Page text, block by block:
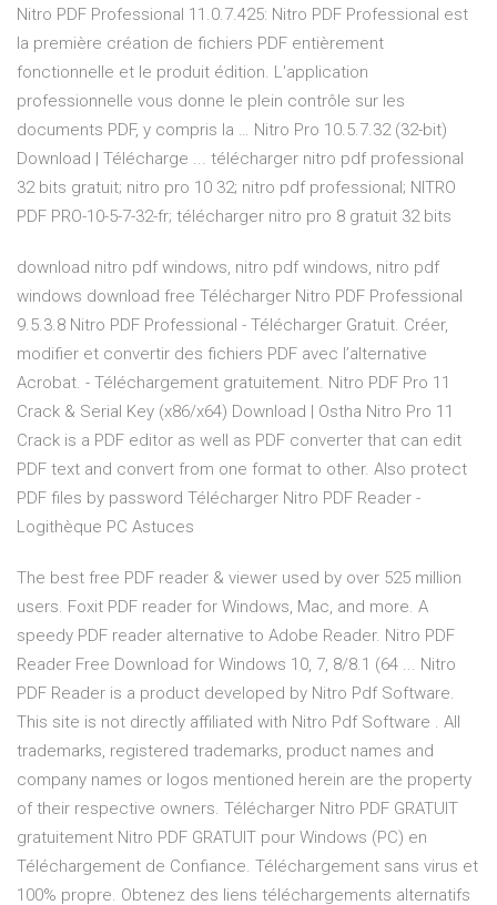
Nitro PDF Professional 11.0.7.425: Nitro PDF Professional est
la première création de fichiers PDF entièrement
fonctionnelle et le produit édition. L'application
professionnelle vous donne le plein contrôle sur les
documents PDF, y compris la … Nitro Pro 10.5.7.32 (32-bit)
Download | Télécharge ... télécharger nitro pdf professional
32 bits gratuit; nitro pro 10 32; nitro pdf professional; NITRO
PDF PRO-10-5-7-32-fr; télécharger nitro pro 8 gratuit 32 bits
download nitro pdf windows, nitro pdf windows, nitro pdf
windows download free Télécharger Nitro PDF Professional
9.5.3.8 Nitro PDF Professional - Télécharger Gratuit. Créer,
modifier et convertir des fichiers PDF avec l’alternative
Acrobat. - Téléchargement gratuitement. Nitro PDF Pro 11
Crack & Serial Key (x86/x64) Download | Ostha Nitro Pro 11
Crack is a PDF editor as well as PDF converter that can edit
PDF text and convert from one format to other. Also protect
PDF files by password Télécharger Nitro PDF Reader -
Logithèque PC Astuces
The best free PDF reader & viewer used by over 525 million
users. Foxit PDF reader for Windows, Mac, and more. A
speedy PDF reader alternative to Adobe Reader. Nitro PDF
Reader Free Download for Windows 10, 7, 8/8.1 (64 ... Nitro
PDF Reader is a product developed by Nitro Pdf Software.
This site is not directly affiliated with Nitro Pdf Software . All
trademarks, registered trademarks, product names and
company names or logos mentioned herein are the property
of their respective owners. Télécharger Nitro PDF GRATUIT
gratuitement Nitro PDF GRATUIT pour Windows (PC) en
Téléchargement de Confiance. Téléchargement sans virus et
100% propre. Obtenez des liens téléchargements alternatifs